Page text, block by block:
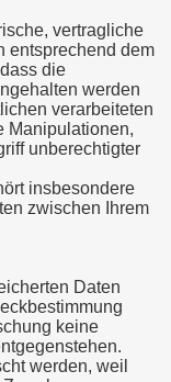
vertragliche
entsprechend dem
die
werden
verarbeiteten
Manipulationen,
unberechtigter
insbesondere
zwischen Ihrem
Daten
keine
werden, weil